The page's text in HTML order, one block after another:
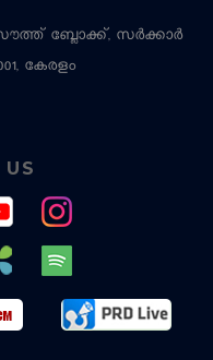
ബ്ലോക്ക്, സര്‍ക്കാര്‍
കേരളം